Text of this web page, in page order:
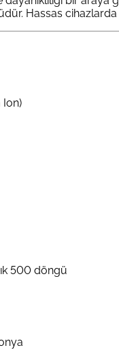
Hassas
500 döngü